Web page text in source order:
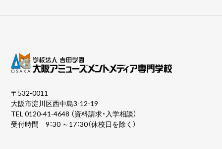
〒532-0011
大阪市淀川区西中島3-12-19
TEL0120-41-4648 （資料請求・入学相談）
受付時間 9：30 ～17：30（休校日を除く）